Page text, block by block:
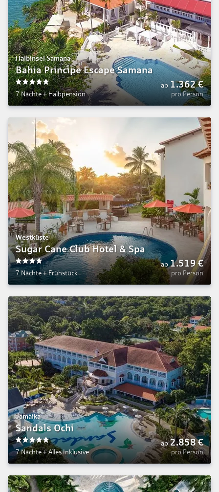
Halbinsel Samana
Bahia Principe Escape Samana
5
7 Nächte+Halbpension
ab 1.362€
pro Person
Westküste
Sugar Cane Club Hotel & Spa
4
7 Nächte + Frühstück
ab 1.519€
pro Person
Jamaika
Sandals Ochi
5
7 Nächte+Alles Inklusive
ab 2.858€
pro Person